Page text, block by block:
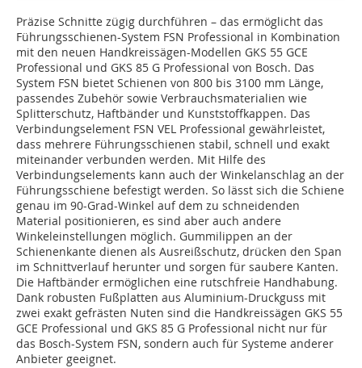
Präzise Schnitte zügig durchführen – das ermöglicht das
Führungsschienen-System FSN Professional in Kombination
mit den neuen Handkreissägen-Modellen GKS 55 GCE
Professional und GKS 85 G Professional von Bosch. Das
System FSN bietet Schienen von 800 bis 3100 mm Länge,
passendes Zubehör sowie Verbrauchsmaterialien wie
Splitterschutz, Haftbänder und Kunststoffkappen. Das
Verbindungselement FSN VEL Professional gewährleistet,
dass mehrere Führungsschienen stabil, schnell und exakt
miteinander verbunden werden. Mit Hilfe des
Verbindungselements kann auch der Winkelanschlag an der
Führungsschiene befestigt werden. So lässt sich die Schiene
genau im 90-Grad-Winkel auf dem zu schneidenden
Material positionieren, es sind aber auch andere
Winkeleinstellungen möglich. Gummilippen an der
Schienenkante dienen als Ausreißschutz, drücken den Span
im Schnittverlauf herunter und sorgen für saubere Kanten.
Die Haftbänder ermöglichen eine rutschfreie Handhabung.
Dank robusten Fußplatten aus Aluminium-Druckguss mit
zwei exakt gefrästen Nuten sind die Handkreissägen GKS 55
GCE Professional und GKS 85 G Professional nicht nur für
das Bosch-System FSN, sondern auch für Systeme anderer
Anbieter geeignet.